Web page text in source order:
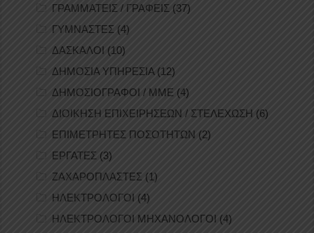
ΓΡΑΜΜΑΤΕΙΣ / ΓΡΑΦΕΙΣ (37)
ΓΥΜΝΑΣΤΕΣ (4)
ΔΑΣΚΑΛΟΙ (10)
ΔΗΜΟΣΙΑ ΥΠΗΡΕΣΙΑ(12)
ΔΗΜΟΣΙΟΓΡΑΦΟΙ / ΜΜΕ (4)
ΔΙΟΙΚΗΣΗ ΕΠΙΧΕΙΡΗΣΕΩΝ / ΣΤΕΛΕΧΩΣΗ (6)
ΕΠΙΜΕΤΡΗΤΕΣ ΠΟΣΟΤΗΤΩΝ (2)
ΕΡΓΑΤΕΣ (3)
ΖΑΧΑΡΟΠΛΑΣΤΕΣ (1)
ΗΛΕΚΤΡΟΛΟΓΟΙ (4)
ΗΛΕΚΤΡΟΛΟΓΟΙ ΜΗΧΑΝΟΛΟΓΟΙ (4)